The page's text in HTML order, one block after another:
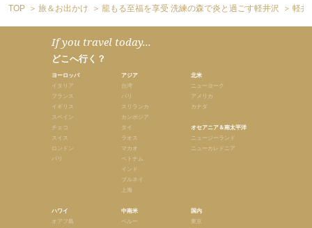
TOP 旅＆お出かけ 籠もる至福を享受 洗練の森で炎と過ごす軽井沢 軽井
If you travel today...
どこへ行く？
ヨーロッパ
イタリア
フランス
イギリス
スペイン
チェコ
スイス
ロンドン
パリ
ハワイ
オアフ島
アジア
台湾
バリ
スリランカ
カンボジア
タイ
ラオス
マカオ
ベトナム
インド
ブルネイ
上海
中南米
ペルー
北米
ニューヨーク
アメリカ
カナダ
オセアニア＆南太平洋
ニュージーランド
ニューカレドニア
国内
東京